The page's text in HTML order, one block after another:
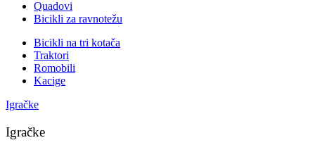
Quadovi
Bicikli za ravnotežu
Bicikli na tri kotača
Traktori
Romobili
Kacige
Igračke
Igračke